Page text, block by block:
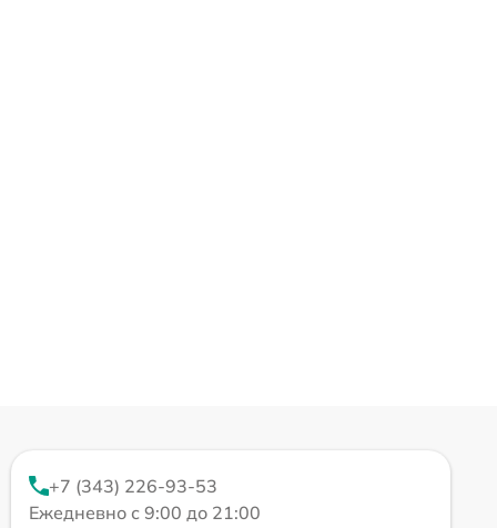
+7 (343) 226-93-53
Ежедневно с 9:00 до 21:00